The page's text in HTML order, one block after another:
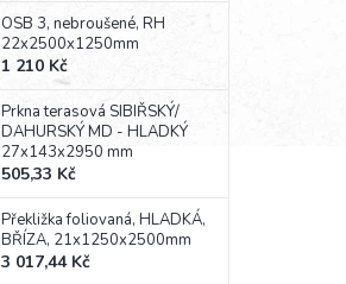
OSB 3, nebroušené, RH
22x2500x1250mm
1 210 Kč
Prkna terasová SIBIŘSKÝ/
DAHURSKÝ MD - HLADKÝ
27x143x2950 mm
505,33 Kč
Překližka foliovaná, HLADKÁ,
BŘÍZA, 21x1250x2500mm
3 017,44 Kč